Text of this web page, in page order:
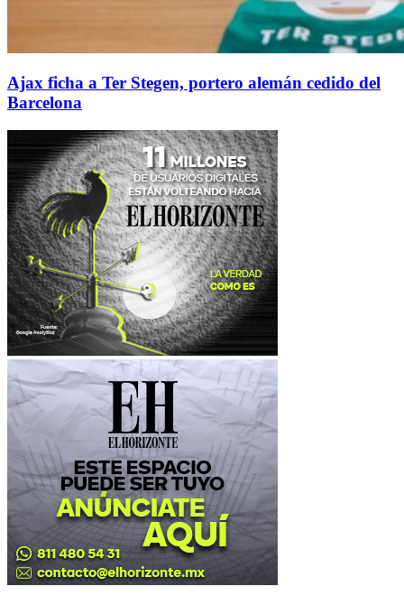
Ajax ficha a Ter Stegen, portero alemán cedido del
Barcelona